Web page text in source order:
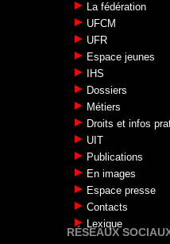
La fédération
UFCM
UFR
Espace jeunes
IHS
Dossiers
Métiers
Droits et infos
UIT
Publications
En images
Espace presse
Contacts
Lexique
RÉSEAUX